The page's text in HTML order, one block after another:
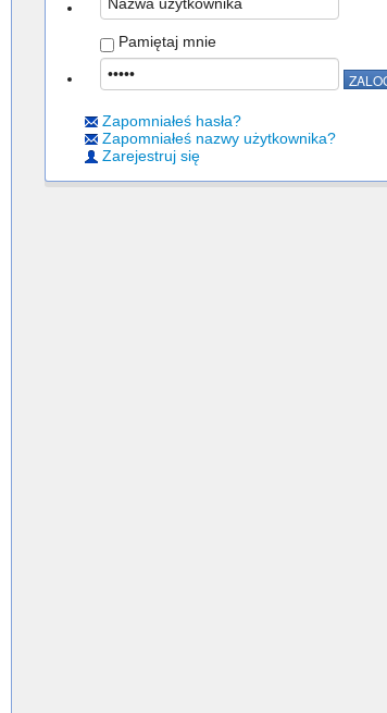
Pamiętaj mnie
Zapomniałeś hasła?
Zapomniałeś nazwy użytkownika?
Zarejestruj się